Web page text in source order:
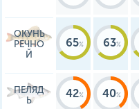
ОКУНЬ
РЕЧНО
Й
65 63
ПЕЛЯД
Ь
42 40